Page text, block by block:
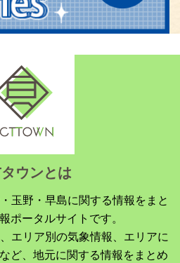
ウンとは
玉野・早島に関する情報をまと
ポータルサイトです。
エリア別の気象情報、エリアに
ど、地元に関する情報をまとめ